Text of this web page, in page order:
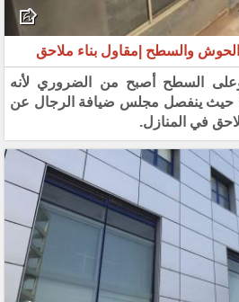
الحوش والسطح |مقاول بناء ملاحق
السطح أصبح من الضروري لأنه
حيث ينفصل مجلس ضيافة الرجال عن
في المنازل.